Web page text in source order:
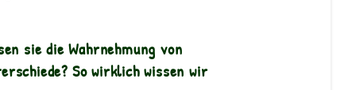
sie die Wahrnehmung von
So wirklich wissen wir